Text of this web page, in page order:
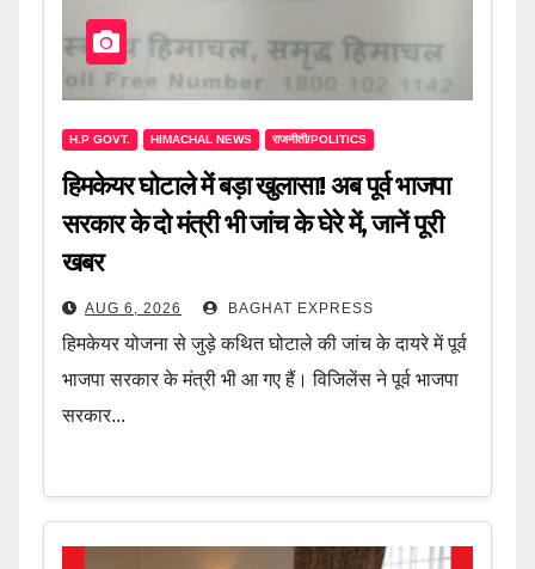
H.P GOVT. HIMACHAL NEWS राजनीती/POLITICS
हिमकेयर घोटाले में बड़ा खुलासा! अब पूर्व भाजपा
सरकार के दो मंत्री भी जांच के घेरे में, जानें पूरी
खबर
AUG 6, 2026 BAGHAT EXPRESS
हिमकेयर योजना से जुड़े कथित घोटाले की जांच के दायरे में पूर्व
भाजपा सरकार के मंत्री भी आ गए हैं। विजिलेंस ने पूर्व भाजपा
सरकार...